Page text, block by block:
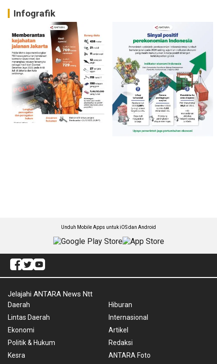
Infografik
Unduh Mobile Apps untuk iOS dan Android
Jelajahi ANTARA News Ntt
Daerah
Lintas Daerah
Ekonomi
Politik & Hukum
Kesra
Hiburan
Internasional
Artikel
Redaksi
ANTARA Foto